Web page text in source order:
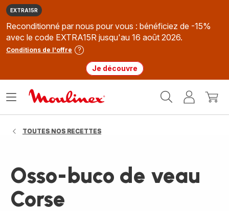
EXTRA15R
Reconditionné par nous pour vous : bénéficiez de -15%
avec le code EXTRA15R jusqu'au 16 août 2026.
Conditions de l'offre
Je découvre
MonMon
Ouvrir
TOUTES NOS RECETTES
Osso-buco de veau
Corse